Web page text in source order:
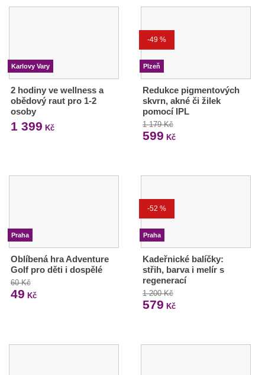
Karlovy Vary
2 hodiny ve wellness a
obědový raut pro 1-2
osoby
1 399 Kč
-49 %
Plzeň
Redukce pigmentových
skvrn, akné či žilek
pomocí IPL
1 179 Kč
599 Kč
Praha
Oblíbená hra Adventure
Golf pro děti i dospělé
60 Kč
49 Kč
-52 %
Praha
Kadeřnické balíčky:
střih, barva i melír s
regenerací
1 200 Kč
579 Kč